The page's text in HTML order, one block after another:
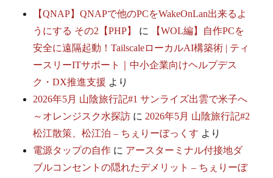
組
ん
だ
話
【QNAP】QNAPで他のPCをWakeOnLan出来るよ
うにする その2【PHP】
に
【WOL編】自作PCを
安全に遠隔起動！TailscaleローカルAI構築術 | ティ
ースリーITサポート｜中小企業向けヘルプデス
ク・DX推進支援 より
2026年5月 山陰旅行記#1 サンライズ出雲で米子へ
～オレンジスク水探訪 に 2026年5月 山陰旅行記#2
松江散策、松江泊 – ちぇりーぼっくす より
電源タップの自作 に アースターミナル付接地ダ
ブルコンセントの隠れたデメリット – ちぇりーぼ